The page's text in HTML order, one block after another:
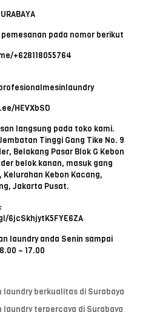
pada nomor berikut
+628118055764
HEVXbSD
langsung pada toko kami.
Tinggi Gang Tike No. 9
Belakang Pasar Blok G Kebon
belok kanan, masuk gang
Kebon Kacang,
Jakarta Pusat.
6jcSkhjytK5FYE6ZA
laundry anda Senin sampai
– 17.00
laundry berkualitas di Surabaya
laundry terpercaya di Surabaya